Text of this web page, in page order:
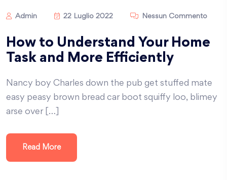
Admin 22 Luglio 2022 Nessun Commento
How to Understand Your Home
Task and More Efficiently
Nancy boy Charles down the pub get stuffed mate
easy peasy brown bread car boot squiffy loo, blimey
arse over […]
Read More